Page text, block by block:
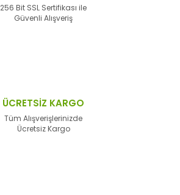
256 Bit SSL Sertifikası ile
Güvenli Alışveriş
ÜCRETSİZ KARGO
Tüm Alışverişlerinizde
Ücretsiz Kargo